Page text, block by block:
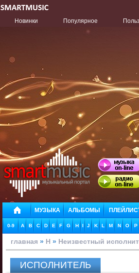
Новинки Популярное
МУЗЫКА АЛЬБОМЫ
0-9 A B C D E F G H I J K L M N O P
главная » Н » Неизвестный
ИСПОЛНИТЕЛЬ